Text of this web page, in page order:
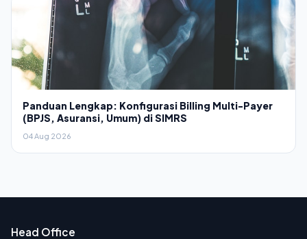
Panduan Lengkap: Konfigurasi Billing Multi-Payer
(BPJS, Asuransi, Umum) di SIMRS
04 Aug 2026
Head Office